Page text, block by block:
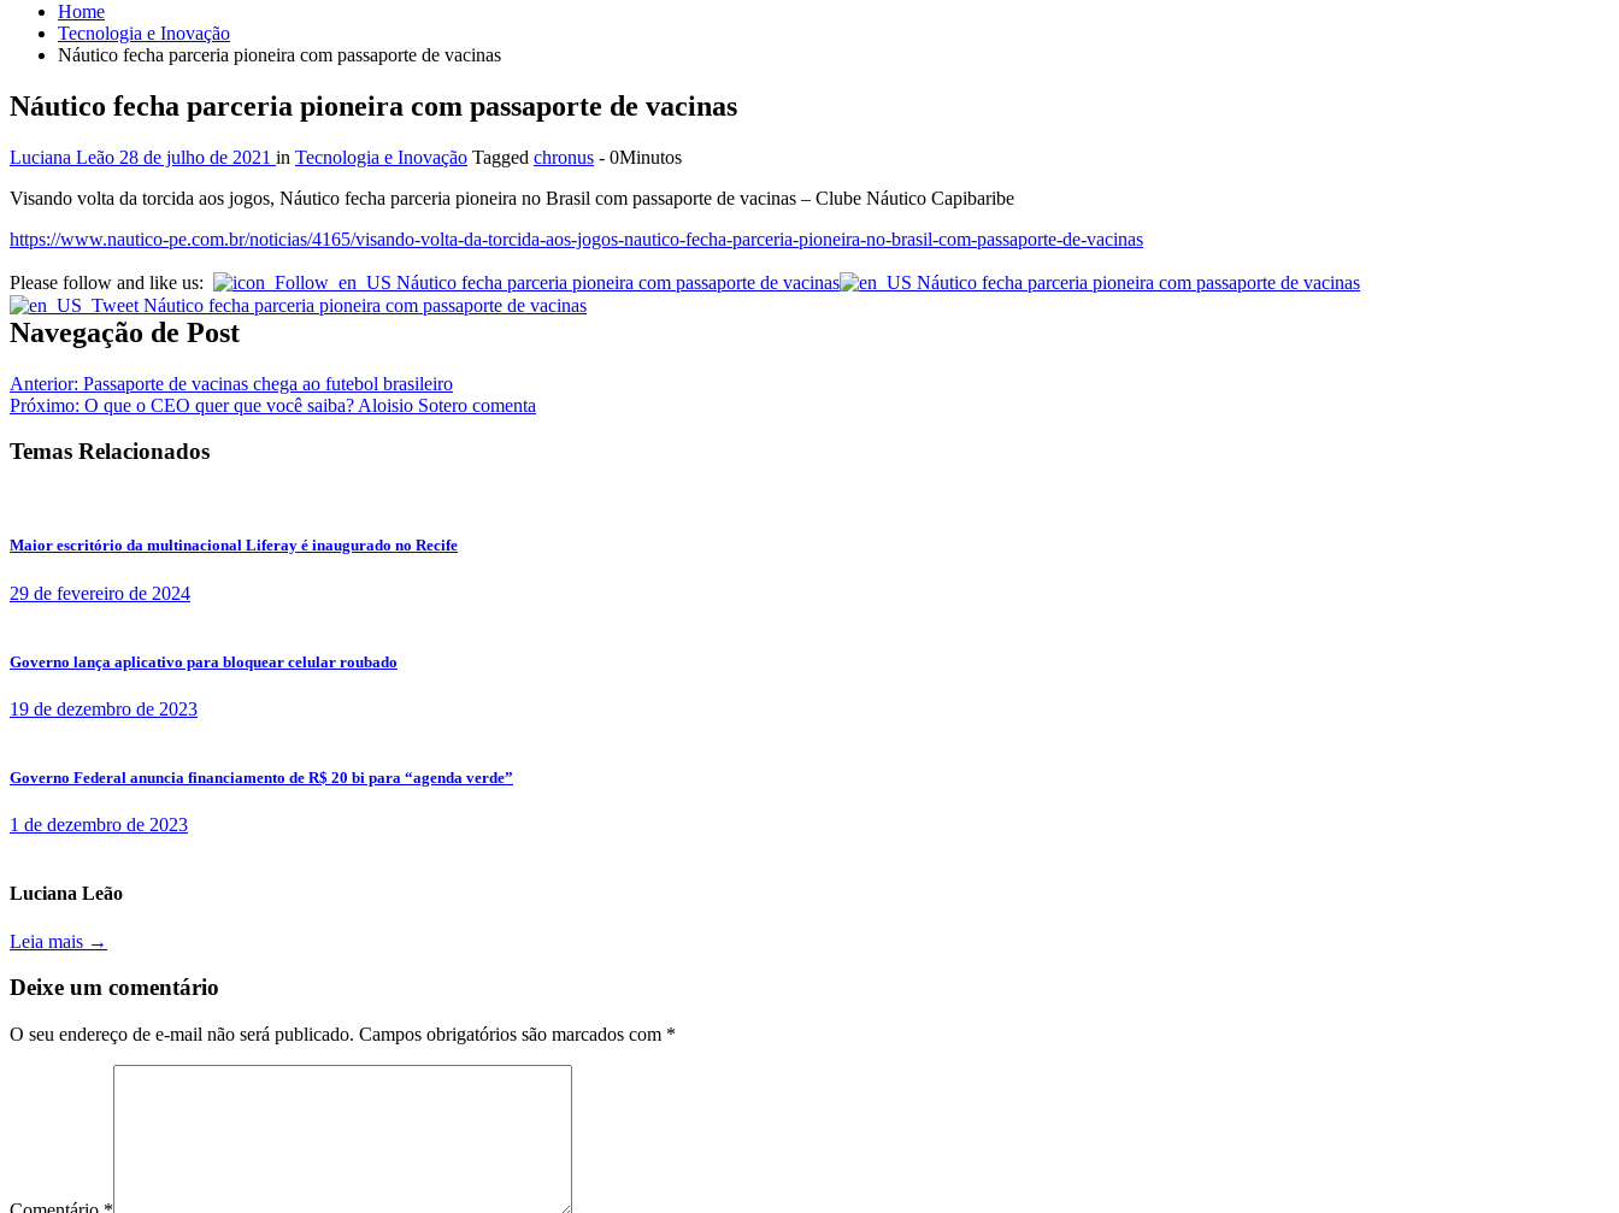
Home
Tecnologia e Inovação
Náutico fecha parceria pioneira com passaporte de vacinas
Náutico fecha parceria pioneira com passaporte de vacinas
Luciana Leão 28 de julho de 2021 in Tecnologia e Inovação Tagged chronus - 0Minutos
Visando volta da torcida aos jogos, Náutico fecha parceria pioneira no Brasil com passaporte de vacinas – Clube Náutico Capibaribe
https://www.nautico-pe.com.br/noticias/4165/visando-volta-da-torcida-aos-jogos-nautico-fecha-parceria-pioneira-no-brasil-com-passaporte-de-vacinas
Please follow and like us:
Navegação de Post
Anterior: Passaporte de vacinas chega ao futebol brasileiro
Próximo: O que o CEO quer que você saiba? Aloisio Sotero comenta
Temas Relacionados
Maior escritório da multinacional Liferay é inaugurado no Recife
29 de fevereiro de 2024
Governo lança aplicativo para bloquear celular roubado
19 de dezembro de 2023
Governo Federal anuncia financiamento de R$ 20 bi para “agenda verde”
1 de dezembro de 2023
Luciana Leão
Leia mais →
Deixe um comentário
O seu endereço de e-mail não será publicado. Campos obrigatórios são marcados com *